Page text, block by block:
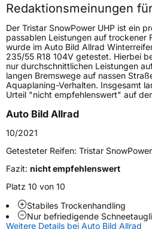
Höchstgeschwindigkeit
240 km/h
Lastindex98
Höchstlast750 kg
Generelle Merkmale
FahrzeugtypSUV
Verwendung
ModellnameSnowpower UHP
FahrzeugartPKW & SUV
Weitere Eigenschaften
SchlauchtypTL
Redaktionsmeinungen
Der Tristar SnowPower UHP ist ein
passablen Leistungen auf trockener
wurde im Auto Bild Allrad
235/55 R18 104V getestet. Hierbei
nur durchschnittlichen Leistungen
langen Bremswege auf nassen
Aquaplaning-Verhalten. Insgesamt
Urteil "nicht empfehlenswert" auf
Auto Bild Allrad
10/2021
Getesteter Reifen: Tristar
Fazit: nicht empfehlenswert
Platz 10 von 10
Stabiles Trockenhandling
Nur befriedigende
Weitere Details bei Auto Bild Allrad